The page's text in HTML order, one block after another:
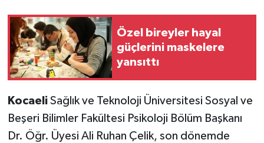
Özel bireyler hayal
güçlerini maskelere
yansıttı
KocaeliSağlık ve Teknoloji Üniversitesi Sosyal ve
Beşeri Bilimler Fakültesi Psikoloji Bölüm Başkanı
Dr. Öğr. Üyesi Ali Ruhan Çelik, son dönemde